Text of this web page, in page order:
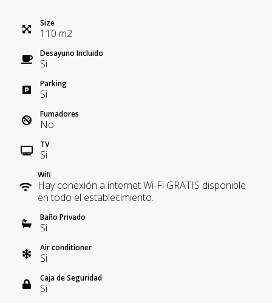
Size
110 m2
Desayuno Incluido
Si
Parking
Si
Fumadores
No
TV
Si
Wifi
Hay conexión a internet Wi-Fi GRATIS disponible
en todo el establecimiento.
Baño Privado
Si
Air conditioner
Si
Caja de Seguridad
Si